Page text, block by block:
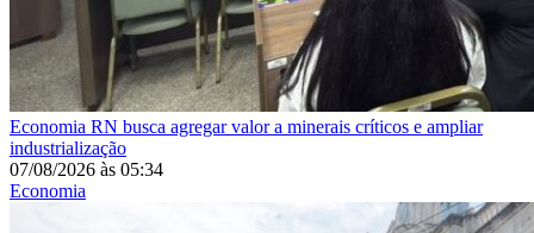
Economia RN busca agregar valor a minerais críticos e ampliar
industrialização
07/08/2026 às 05:34
Economia